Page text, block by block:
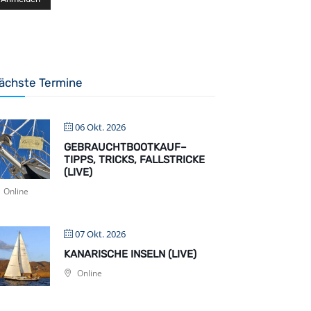
Termine
06 Okt. 2026
GEBRAUCHTBOOTKAUF–
TIPPS, TRICKS, FALLSTRICKE
(LIVE)
Online
07 Okt. 2026
KANARISCHE INSELN (LIVE)
Online